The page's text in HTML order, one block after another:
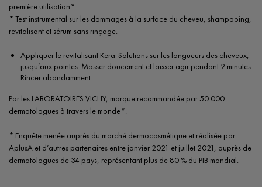
première utilisation*.
* Test instrumental sur les dommages à la surface du cheveu, shampooing,
revitalisant et sérum sans rinçage.
Appliquer le revitalisant Kera-Solutions sur les longueurs des cheveux,
jusqu’aux pointes. Masser doucement et laisser agir pendant 2 minutes.
Rincer abondamment.
Par les LABORATOIRES VICHY, marque recommandée par 50 000
dermatologues à travers le monde*.
* Enquête menée auprès du marché dermocosmétique et réalisée par
AplusA et d’autres partenaires entre janvier 2021 et juillet 2021, auprès de
dermatologues de 34 pays, représentant plus de 80 % du PIB mondial.